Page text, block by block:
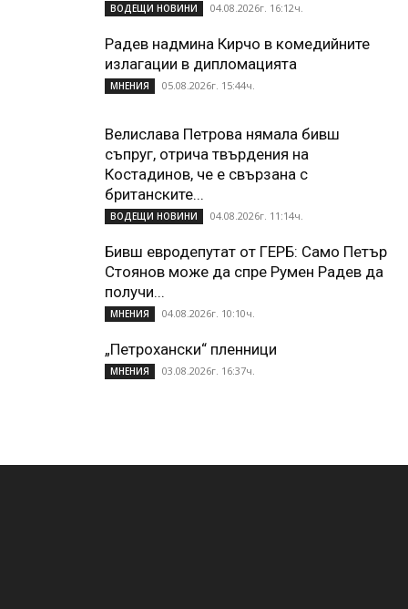
ВОДЕЩИ НОВИНИ 04.08.2026г. 16:12ч.
Радев надмина Кирчо в комедийните
излагации в дипломацията
МНЕНИЯ 05.08.2026г. 15:44ч.
Велислава Петрова нямала бивш
съпруг, отрича твърдения на
Костадинов, че е свързана с
британските...
ВОДЕЩИ НОВИНИ 04.08.2026г. 11:14ч.
Бивш евродепутат от ГЕРБ: Само Петър
Стоянов може да спре Румен Радев да
получи...
МНЕНИЯ 04.08.2026г. 10:10ч.
„Петрохански“ пленници
МНЕНИЯ 03.08.2026г. 16:37ч.